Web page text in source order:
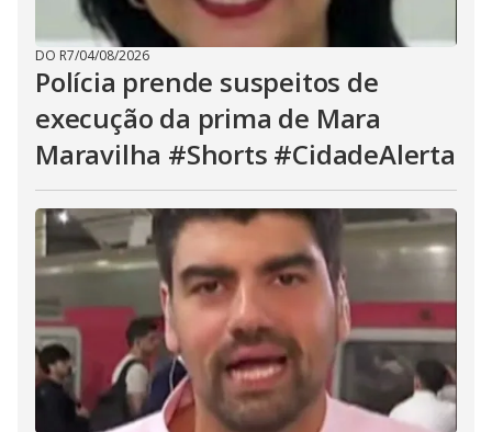
DO R7/04/08/2026
Polícia prende suspeitos de
execução da prima de Mara
Maravilha #Shorts #CidadeAlerta